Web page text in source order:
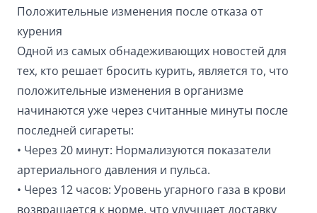
Положительные изменения после отказа от
курения
Одной из самых обнадеживающих новостей для
тех, кто решает бросить курить, является то, что
положительные изменения в организме
начинаются уже через считанные минуты после
последней сигареты:
• Через 20 минут: Нормализуются показатели
артериального давления и пульса.
• Через 12 часов: Уровень угарного газа в крови
возвращается к норме, что улучшает доставку